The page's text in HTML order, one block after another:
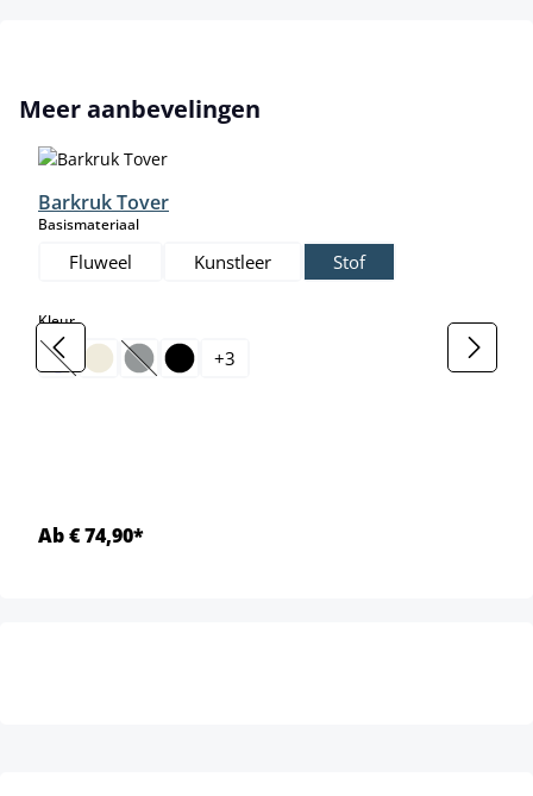
Productgalerij overslaan
Meer aanbevelingen
Barkruk Tover
Basismateriaalselect
Fluweel Kunstleer Stof
Kleurselect
(Deze optie is momenteel niet beschikbaar.)
(Deze optie is momenteel niet beschikbaar.)
+3
Ab € 74,90*